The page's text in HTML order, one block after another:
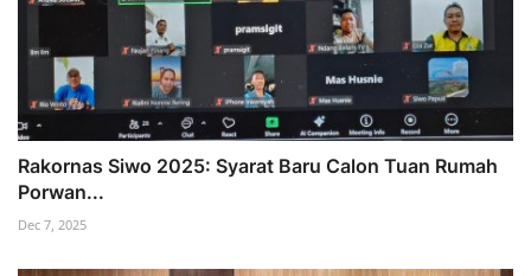
Rakornas Siwo 2025: Syarat Baru Calon Tuan Rumah
Porwan...
Dec 7, 2025